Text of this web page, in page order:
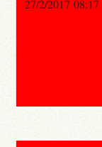
27/2/2017 08:17